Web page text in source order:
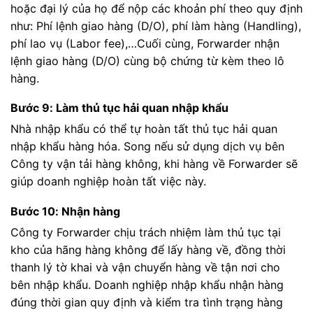
hoặc đại lý của họ để nộp các khoản phí theo quy định
như: Phí lệnh giao hàng (D/O), phí làm hàng (Handling),
phí lao vụ (Labor fee),…Cuối cùng, Forwarder nhận
lệnh giao hàng (D/O) cùng bộ chứng từ kèm theo lô
hàng.
Bước 9: Làm thủ tục hải quan nhập khẩu
Nhà nhập khẩu có thể tự hoàn tất thủ tục hải quan
nhập khẩu hàng hóa. Song nếu sử dụng dịch vụ bên
Công ty vận tải hàng không, khi hàng về Forwarder sẽ
giúp doanh nghiệp hoàn tất việc này.
Bước 10: Nhận hàng
Công ty Forwarder chịu trách nhiệm làm thủ tục tại
kho của hãng hàng không để lấy hàng về, đồng thời
thanh lý tờ khai và vận chuyển hàng về tận nơi cho
bên nhập khẩu. Doanh nghiệp nhập khẩu nhận hàng
đúng thời gian quy định và kiểm tra tình trạng hàng